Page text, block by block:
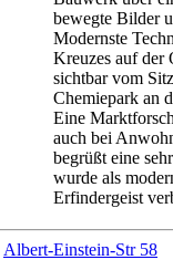
bewegte Bilder
Modernste
Kreuzes auf der
sichtbar vom
Chemiepark an
Eine
auch bei
begrüßt eine
wurde als
Erfindergeist
Albert-Einstein-Str 58